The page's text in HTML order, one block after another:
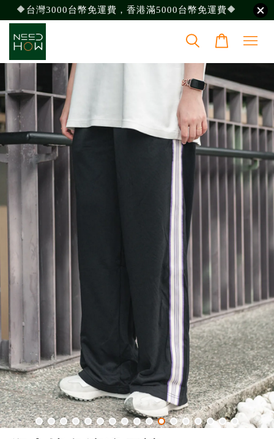
🔶台灣3000台幣免運費，香港滿5000台幣免運費🔶